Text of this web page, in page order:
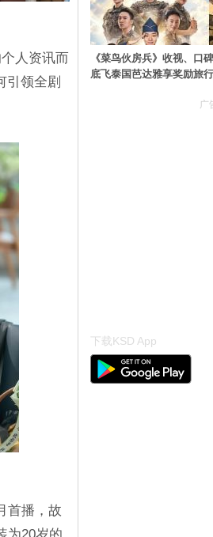
人资讯而
引领全剧
首播，故
为20岁的
《菜鸟伙房兵》收视、口
底飞泰国芭达雅享奖励旅
广
下载KSD App